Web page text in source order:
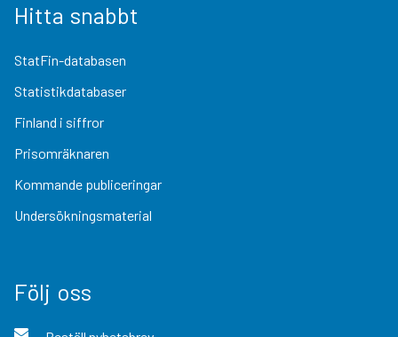
Hitta snabbt
StatFin-databasen
Statistikdatabaser
Finland i siffror
Prisomräknaren
Kommande publiceringar
Undersökningsmaterial
Följ oss